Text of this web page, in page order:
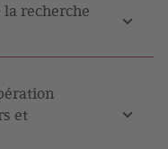
recherche
et